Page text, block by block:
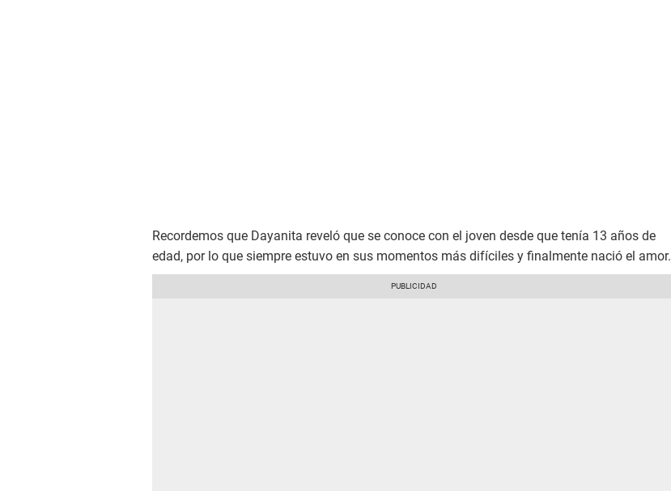
Recordemos que Dayanita reveló que se conoce con el joven desde que tenía 13 años de
edad, por lo que siempre estuvo en sus momentos más difíciles y finalmente nació el amor.